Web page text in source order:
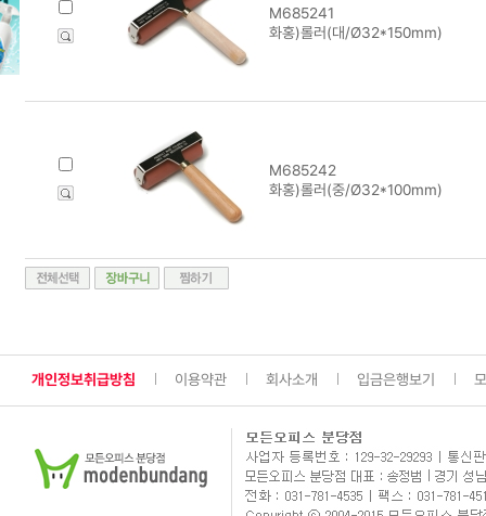
M685241
화홍)롤러(대/Ø32*150mm)
M685242
화홍)롤러(중/Ø32*100mm)
개인정보취급방침 이용약관 회사소개 입금은행보기